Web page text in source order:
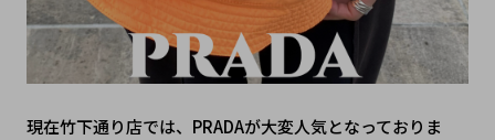
現在竹下通り店では、PRADAが大変人気となっておりま